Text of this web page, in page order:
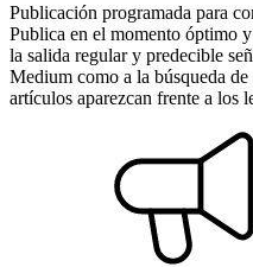
Publicación programada para
Publica en el momento óptimo
la salida regular y predecible
Medium como a la búsqueda
artículos aparezcan frente a los